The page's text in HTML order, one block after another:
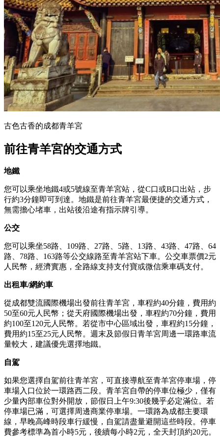
古色古香的成都青羊宮
前往青羊宮的交通方式
地鐵
您可以乘坐地鐵4或5號線至青羊宮站，從C口或B口出站，步
行約3分鐘即可到達。地鐵是前往青羊宮最便捷的交通方式，
無需擔心堵車，出站後沿途有指示牌引導。
公交
您可以乘坐58路、109路、27路、5路、13路、43路、47路、64
路、78路、163路等公交線路至青羊宮站下車。公交車票價2元
人民幣，經濟實惠，全路線支持支付寶或微信乘車碼支付。
出租車/網約車
從成都雙流國際機場出發前往青羊宮，車程約40分鐘，費用約
50至60元人民幣；從天府國際機場出發，車程約70分鐘，費用
約100至120元人民幣。若從市中心區域出發，車程約15分鐘，
費用約15至25元人民幣。週末及節假日青羊宮周邊一環路車流
量較大，建議優先選擇地鐵。
自駕
如果您選擇自駕前往青羊宮，可直接導航至青羊宮停車場，停
車場入口位於一環路西二段。青羊宮自帶的停車位極少，僅有
少量內部車位對外開放，節假日上午9:30後幾乎必定滿位。若
停車場已滿，可選擇周邊商業停車場。一環路為成都主要環
線，早晚高峰時段車行緩慢，自駕請盡量避開這些時段。停車
費參考標準為首小時5元，後續每小時2元，全天封頂約20元。